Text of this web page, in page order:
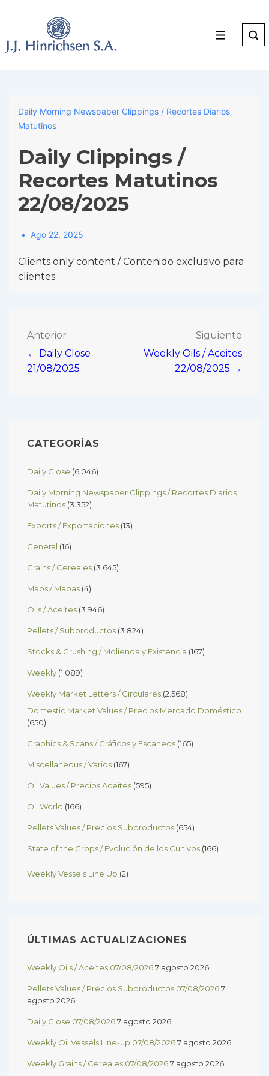
Main
Menu
Daily Morning Newspaper Clippings / Recortes Diarios
Matutinos
Daily Clippings /
Recortes Matutinos
22/08/2025
Ago 22, 2025
Clients only content / Contenido exclusivo para
clientes
Navegación
de
Anterior
← Daily Close
21/08/2025
Siguiente
Weekly Oils / Aceites
22/08/2025 →
CATEGORÍAS
Daily Close (6.046)
Daily Morning Newspaper Clippings / Recortes Diarios
Matutinos (3.352)
Exports / Exportaciones (13)
General (16)
Grains / Cereales (3.645)
Maps / Mapas (4)
Oils / Aceites (3.946)
Pellets / Subproductos (3.824)
Stocks & Crushing / Molienda y Existencia (167)
Weekly (1.089)
Weekly Market Letters / Circulares (2.568)
Domestic Market Values / Precios Mercado Doméstico
(650)
Graphics & Scans / Gráficos y Escaneos (165)
Miscellaneous / Varios (167)
Oil Values / Precios Aceites (595)
Oil World (166)
Pellets Values / Precios Subproductos (654)
State of the Crops / Evolución de los Cultivos (166)
Weekly Vessels Line Up (2)
ÚLTIMAS ACTUALIZACIONES
Weekly Oils / Aceites 07/08/20267 agosto 2026
Pellets Values / Precios Subproductos 07/08/20267
agosto 2026
Daily Close 07/08/20267 agosto 2026
Weekly Oil Vessels Line-up 07/08/20267 agosto 2026
Weekly Grains / Cereales 07/08/20267 agosto 2026